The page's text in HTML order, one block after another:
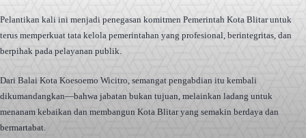
Pelantikan kali ini menjadi penegasan komitmen Pemerintah Kota Blitar untuk
terus memperkuat tata kelola pemerintahan yang profesional, berintegritas, dan
berpihak pada pelayanan publik.
Dari Balai Kota Koesoemo Wicitro, semangat pengabdian itu kembali
dikumandangkan—bahwa jabatan bukan tujuan, melainkan ladang untuk
menanam kebaikan dan membangun Kota Blitar yang semakin berdaya dan
bermartabat.